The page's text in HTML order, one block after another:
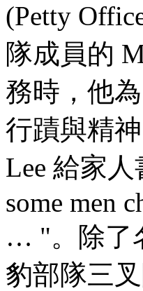
(Petty
隊成員的
務時，他
行蹟與精
Lee 給家
some men
… "。除了
豹部隊三